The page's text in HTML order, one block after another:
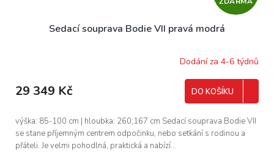
D
R
A
Sedací souprava Bodie VII pravá modrá
Dodání za 4-6 týdnů
29 349 Kč DO KOŠÍKU
výška: 85-100 cm | hloubka: 260;167 cm Sedací souprava Bodie VII
se stane příjemným centrem odpočinku, nebo setkání s rodinou a
přáteli. Je velmi pohodlná, praktická a nabízí...